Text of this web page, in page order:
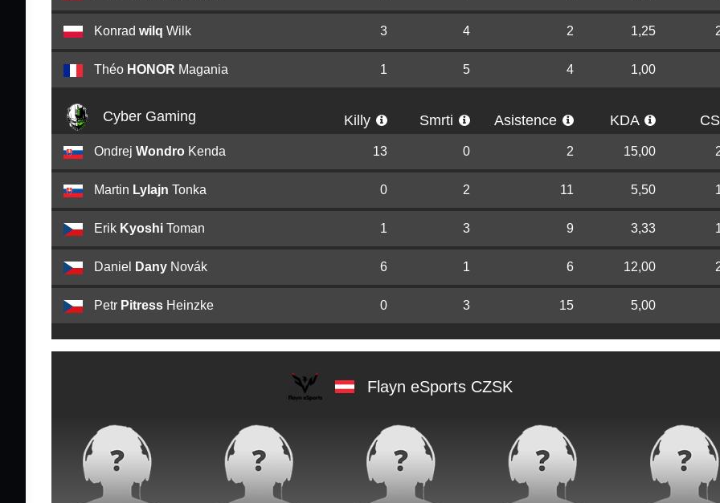
Konrad wilq Wilk 3 4 2 1,25
Théo HONOR Magania 1 5 4 1,00
Cyber Gaming Killy Smrti Asistence KDA
Ondrej Wondro Kenda 13 0 2 15,00
Martin Lylajn Tonka 0 2 11 5,50
Erik Kyoshi Toman 1 3 9 3,33
Daniel Dany Novák 6 1 6 12,00
Petr Pitress Heinzke 0 3 15 5,00
Flayn eSports CZSK